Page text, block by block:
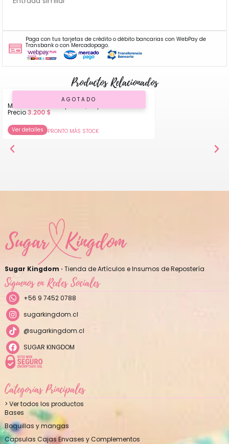
Paga con tus tarjetas de crédito o débito bancarias con WebPay de
Transbank o con Mercadopago.
Productos Relacionados
AGOTADO
Molde de Silicona para Queque
Precio3.200$
Ver detalles PRONTO MÁS STOCK
Sugar Kingdom · Tienda de Artículos e Insumos de Repostería
Síguenos en Redes Sociales
+56 9 7452 0788
sugarkingdom.cl
@sugarkingdom.cl
SUGAR KINGDOM
Categorías Principales
> Ver todos los productos
Bases
Boquillas y mangas
Capsulas Cajas Envases y Complementos